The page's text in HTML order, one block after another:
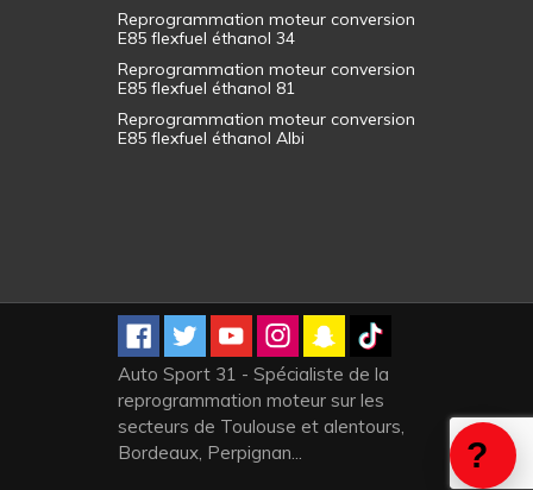
Reprogrammation moteur conversion
E85 flexfuel éthanol 34
Reprogrammation moteur conversion
E85 flexfuel éthanol 81
Reprogrammation moteur conversion
E85 flexfuel éthanol Albi
Auto Sport 31 - Spécialiste de la
reprogrammation moteur sur les
secteurs de Toulouse et alentours,
Bordeaux, Perpignan...